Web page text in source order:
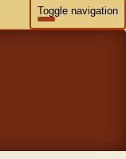
Toggle navigation